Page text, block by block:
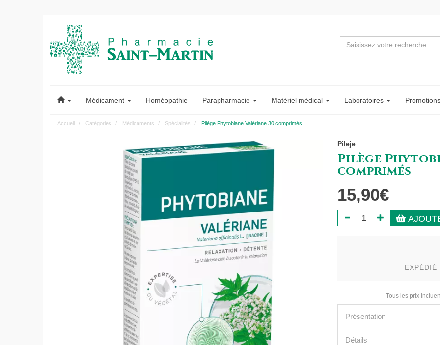
Saint-
Martin
Médicament Homéopathie Parapharmacie Matériel médical Laboratoires Promotions
Accueil Catégories Médicaments Spécialités Pilège Phytobiane Valériane 30 comprimés
Pileje
Pilège
comprimés
15,90€
Tous les prix
Présentation
Détails